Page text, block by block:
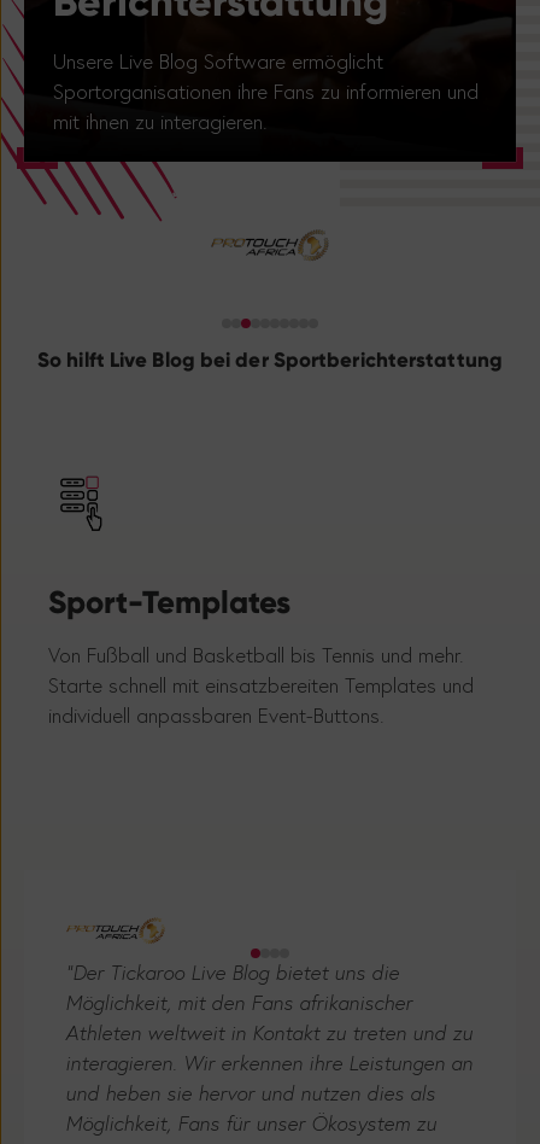
Unsere Live Blog Software ermöglicht
Sportorganisationen ihre Fans zu informieren und
mit ihnen zu interagieren.
So hilft Live Blog bei der Sportberichterstattung
Starte schnell mit einsatzbereiten Templates und
individuell anpassbaren Event-Buttons.
"Der Tickaroo Live Blog bietet uns die
Möglichkeit, mit den Fans afrikanischer
Athleten weltweit in Kontakt zu treten und zu
interagieren. Wir erkennen ihre Leistungen an
und heben sie hervor und nutzen dies als
Möglichkeit, Fans für unser Ökosystem zu
gewinnen.